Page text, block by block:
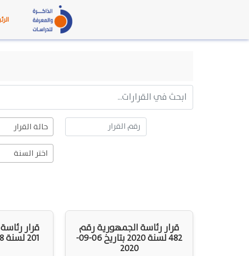
حالة القرار
اختر السنة
قرار رئاسة الجمهورية رقم
482 لسنة 2020 بتاريخ 06-09-
2020
قرار